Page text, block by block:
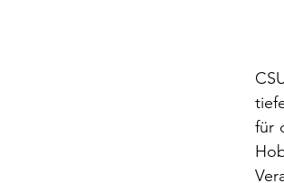
für